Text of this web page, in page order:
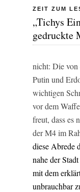
ZEIT ZUM
„Tichys
gedruckte
nicht: Die von
Putin und
wichtigen
vor dem
freut, dass es
der M4 im
diese Abrede
nahe der
mit dem
unbrauchbar